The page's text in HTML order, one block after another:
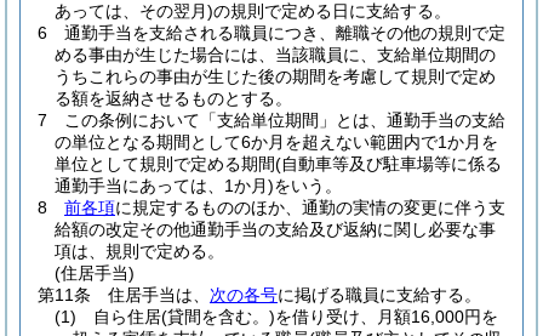
あっては、その翌月)の規則で定める日に支給する。
6
通勤手当を支給される職員につき、離職その他の規則で定
める事由が生じた場合には、当該職員に、支給単位期間の
うちこれらの事由が生じた後の期間を考慮して規則で定め
る額を返納させるものとする。
7
この条例において「支給単位期間」とは、通勤手当の支給
の単位となる期間として6か月を超えない範囲内で1か月を
単位として規則で定める期間(自動車等及び駐車場等に係る
通勤手当にあっては、1か月)をいう。
8
前各項に規定するもののほか、通勤の実情の変更に伴う支
給額の改定その他通勤手当の支給及び返納に関し必要な事
項は、規則で定める。
(住居手当)
第11条
住居手当は、 次の各号に掲げる職員に支給する。
(1)
自ら住居(貸間を含む。)を借り受け、月額16,000円を